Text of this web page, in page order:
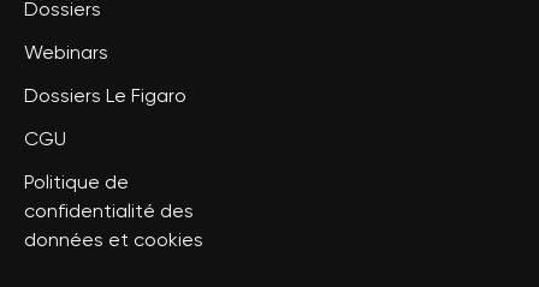
Dossiers
Webinars
Dossiers Le Figaro
CGU
Politique de
confidentialité des
données et cookies